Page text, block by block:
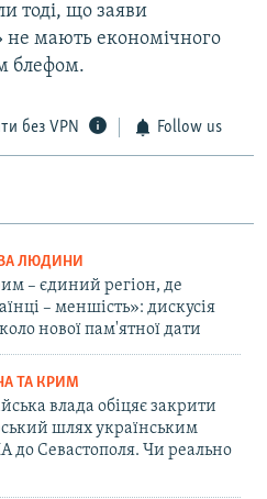
тоді, що заяви
не мають економічного
блефом.
без VPN Follow us
ЛЮДИНИ
– єдиний регіон, де
– меншість»: дискусія
нової пам'ятної дати
ТА КРИМ
влада обіцяє закрити
шлях українським
до Севастополя. Чи реально